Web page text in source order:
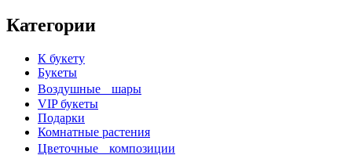
Категории
К букету
Букеты
Воздушные шары
VIP букеты
Подарки
Комнатные растения
Цветочные композиции